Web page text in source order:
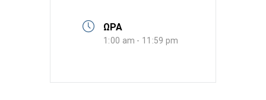
ΩΡΑ
1:00 am - 11:59 pm